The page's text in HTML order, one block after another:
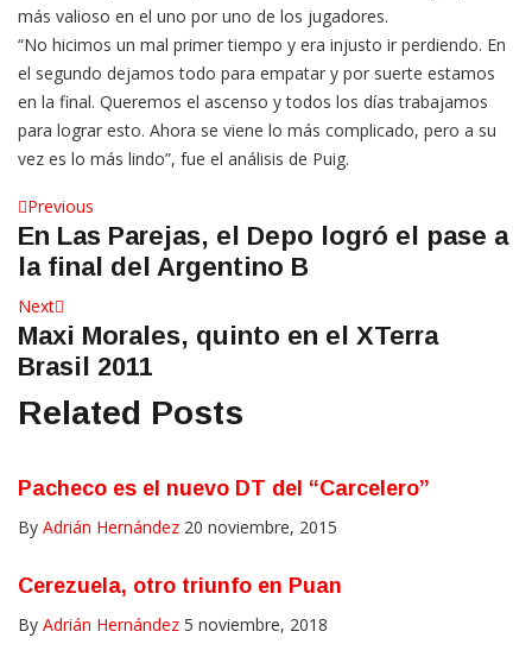
más valioso en el uno por uno de los jugadores.
“No hicimos un mal primer tiempo y era injusto ir perdiendo. En
el segundo dejamos todo para empatar y por suerte estamos
en la final. Queremos el ascenso y todos los días trabajamos
para lograr esto. Ahora se viene lo más complicado, pero a su
vez es lo más lindo”, fue el análisis de Puig.
Navegación
de
entradas
Previous
post:
En Las Parejas, el Depo logró el pase a
la final del Argentino B
Next
post:
Maxi Morales, quinto en el XTerra
Brasil 2011
Related Posts
Pacheco es el nuevo DT del “Carcelero”
By Adrián Hernández 20 noviembre, 2015
Cerezuela, otro triunfo en Puan
By Adrián Hernández 5 noviembre, 2018